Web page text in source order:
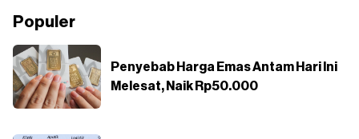
Populer
Penyebab Harga Emas Antam Hari Ini
Melesat, Naik Rp50.000